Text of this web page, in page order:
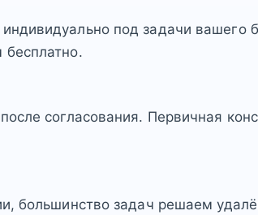
под задачи вашего
бесплатно.
согласования. Первичная
большинство задач решаем